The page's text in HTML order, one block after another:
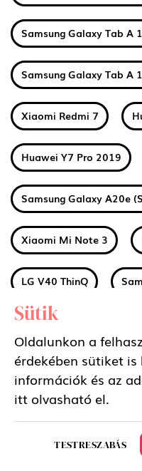
Samsung Galaxy Tab A
Samsung Galaxy Tab A
Xiaomi Redmi 7
Huawei Y7 Pro 2019
Samsung Galaxy A20e
Xiaomi Mi Note 3
LG V40 ThinQ
Huawei Honor 8S
Huawei P20 Lite 2019
LG Q60 Sony
Xiaomi Redmi 7A
Sütik
Oldalunkon a
érdekében sütiket is
információk és az
itt olvasható el.
TESTRESZABÁS